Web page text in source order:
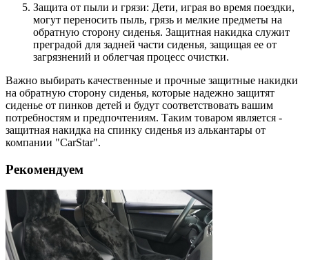
Защита от пыли и грязи: Дети, играя во время поездки,
могут переносить пыль, грязь и мелкие предметы на
обратную сторону сиденья. Защитная накидка служит
преградой для задней части сиденья, защищая ее от
загрязнений и облегчая процесс очистки.
Важно выбирать качественные и прочные защитные накидки
на обратную сторону сиденья, которые надежно защитят
сиденье от пинков детей и будут соответствовать вашим
потребностям и предпочтениям. Таким товаром является -
защитная накидка на спинку сиденья из алькантары от
компании "CarStar".
Рекомендуем